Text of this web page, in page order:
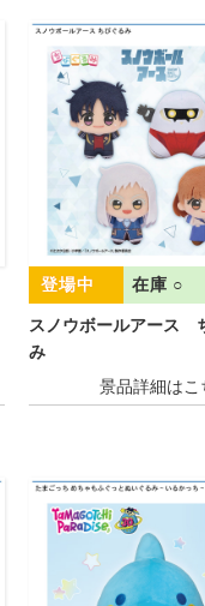
スノウボールアース
み
在庫 ○